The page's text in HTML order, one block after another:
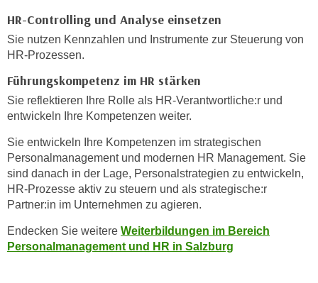
HR-Controlling und Analyse einsetzen
Sie nutzen Kennzahlen und Instrumente zur Steuerung von
HR-Prozessen.
Führungskompetenz im HR stärken
Sie reflektieren Ihre Rolle als HR-Verantwortliche:r und
entwickeln Ihre Kompetenzen weiter.
Sie entwickeln Ihre Kompetenzen im strategischen
Personalmanagement und modernen HR Management. Sie
sind danach in der Lage, Personalstrategien zu entwickeln,
HR-Prozesse aktiv zu steuern und als strategische:r
Partner:in im Unternehmen zu agieren.
Endecken Sie weitere Weiterbildungen im Bereich
Personalmanagement und HR in Salzburg
t
e
C
o
e
s
z
u
A
n
a
a
b
e
.
W
e
n
n
S
i
e
e